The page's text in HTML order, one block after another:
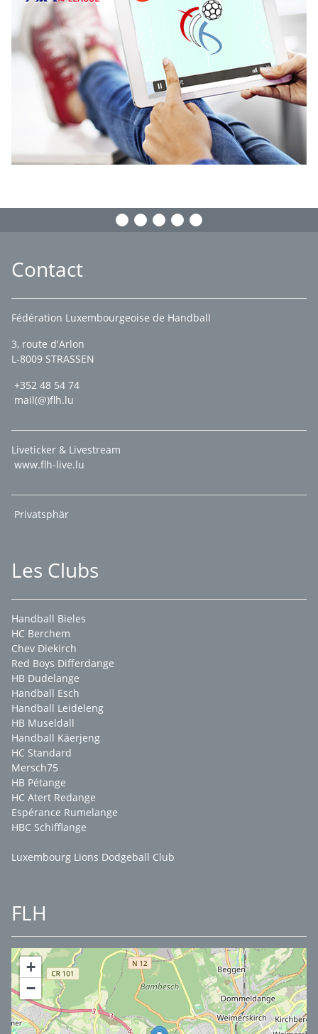
Contact
Fédération Luxembourgeoise de Handball
3, route d'Arlon
L-8009 STRASSEN
+352 48 54 74
mail(@)flh.lu
Liveticker & Livestream
www.flh-live.lu
Privatsphär
Les Clubs
Handball Bieles
HC Berchem
Chev Diekirch
Red Boys Differdange
HB Dudelange
Handball Esch
Handball Leideleng
HB Museldall
Handball Käerjeng
HC Standard
Mersch75
HB Pétange
HC Atert Redange
Espérance Rumelange
HBC Schifflange
Luxembourg Lions Dodgeball Club
FLH
+
−